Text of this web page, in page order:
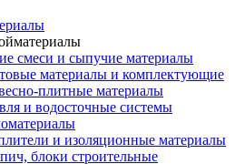
смеси и сыпучие материалы
материалы и комплектующие
плитные материалы
и водосточные системы
и изоляционные материалы
блоки строительные